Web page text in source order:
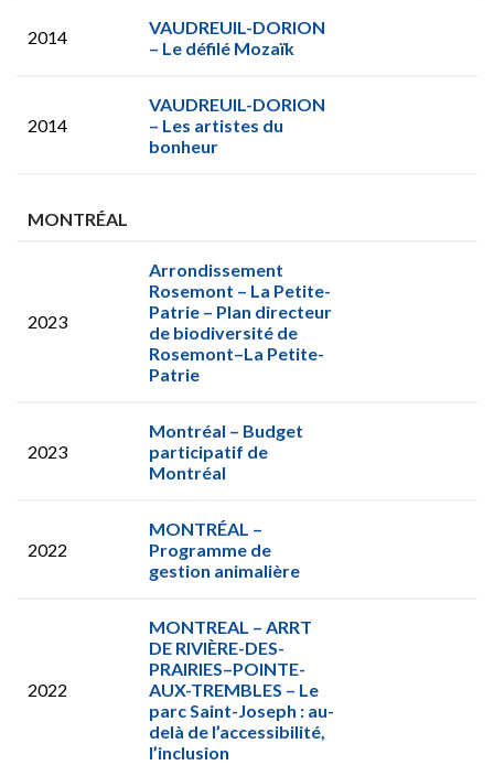
2014
VAUDREUIL-DORION
– Le défilé Mozaïk
2014
VAUDREUIL-DORION
– Les artistes du
bonheur
MONTRÉAL
2023
Arrondissement
Rosemont – La Petite-
Patrie – Plan directeur
de biodiversité de
Rosemont–La Petite-
Patrie
2023
Montréal – Budget
participatif de
Montréal
2022
MONTRÉAL –
Programme de
gestion animalière
2022
MONTREAL – ARRT
DE RIVIÈRE-DES-
PRAIRIES–POINTE-
AUX-TREMBLES – Le
parc Saint-Joseph : au-
delà de l’accessibilité,
l’inclusion